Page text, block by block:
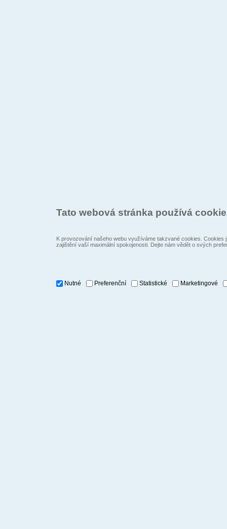
Tato webová stránka používá
K provozování našeho webu využíváme takzvané cookies.
zajištění vaší maximální spokojenosti. Dejte nám vědět o svých
Nutné Preferenční Statistické Marketingové